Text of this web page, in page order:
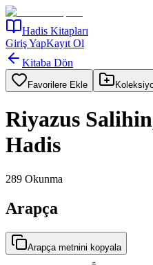
Hadis Kitapları
Giriş YapKayıt Ol
Kitaba Dön
Favorilere Ekle
Riyazus
Hadis
289 Okunma
Arapça
Arapça metnini kopyala